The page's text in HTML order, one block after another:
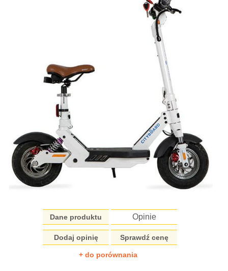
Dane produktu Opinie
Dodaj opinię Sprawdź cenę
+ do porównania